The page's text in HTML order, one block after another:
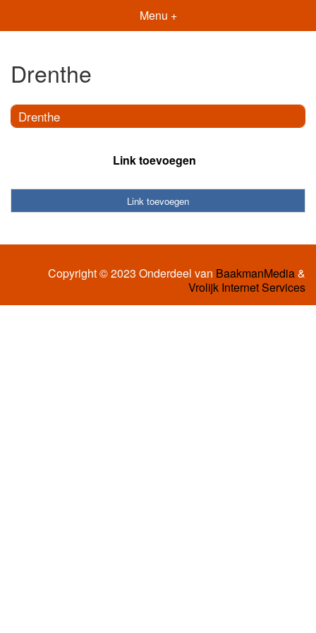
Menu +
Drenthe
Drenthe
Link toevoegen
Link toevoegen
Copyright © 2023 Onderdeel van BaakmanMedia&
Vrolijk Internet Services